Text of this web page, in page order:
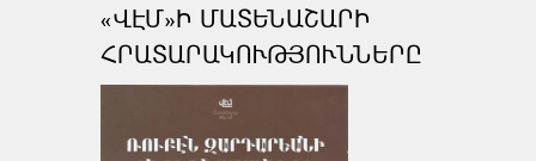
«ՎԷՄ»Ի ՄԱՏԵՆԱՇԱՐԻ
ՀՐԱՏԱՐԱԿՈՒԹՅՈՒՆՆԵՐԸ